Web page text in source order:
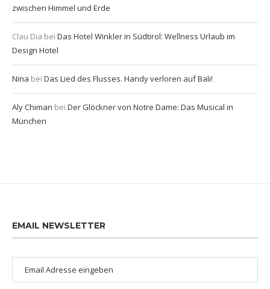
zwischen Himmel und Erde
Clau Dia bei Das Hotel Winkler in Südtirol: Wellness Urlaub im
Design Hotel
Nina bei Das Lied des Flusses. Handy verloren auf Bali!
Aly Chiman bei Der Glöckner von Notre Dame: Das Musical in
München
EMAIL NEWSLETTER